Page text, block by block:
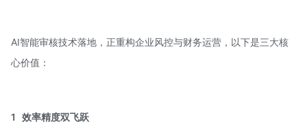
AI智能审核技术落地，正重构企业风控与财务运营，以下是三大核
心价值：
1 效率精度双飞跃